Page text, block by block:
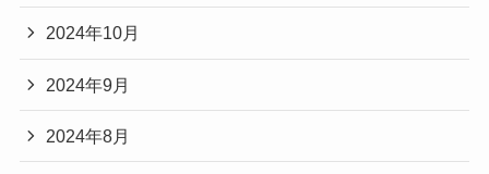
2024年10月
2024年9月
2024年8月